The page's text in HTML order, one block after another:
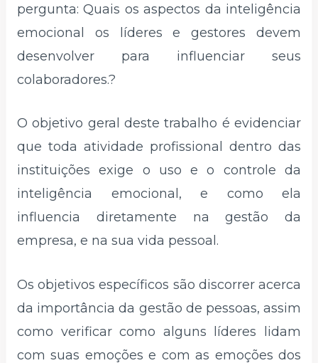
pergunta: Quais os aspectos da inteligência
emocional os líderes e gestores devem
desenvolver para influenciar seus
colaboradores.?
O objetivo geral deste trabalho é evidenciar
que toda atividade profissional dentro das
instituições exige o uso e o controle da
inteligência emocional, e como ela
influencia diretamente na gestão da
empresa, e na sua vida pessoal.
Os objetivos específicos são discorrer acerca
da importância da gestão de pessoas, assim
como verificar como alguns líderes lidam
com suas emoções e com as emoções dos